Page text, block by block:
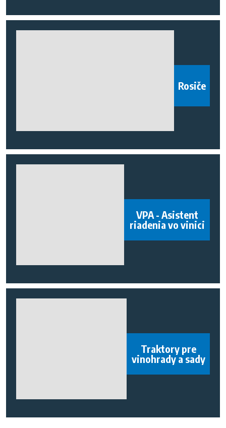
Rosiče
VPA - Asistent
riadenia vo vinici
Traktory pre
vinohrady a sady